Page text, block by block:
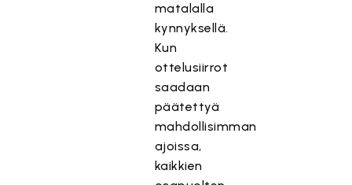
matalalla
kynnyksellä.
Kun
ottelusiirrot
saadaan
päätettyä
mahdollisimman
ajoissa,
kaikkien